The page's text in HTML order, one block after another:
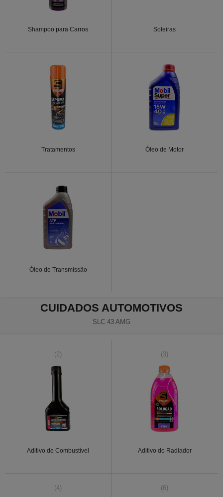
Shampoo para Carros Soleiras
Tratamentos Óleo de Motor
Óleo de Transmissão
CUIDADOS AUTOMOTIVOS
SLC 43 AMG
(2)
Aditivo de Combustível
(3)
Aditivo do Radiador
(4) (6)